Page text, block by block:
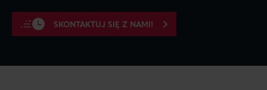
SKONTAKTUJ SIĘ Z NAMI!